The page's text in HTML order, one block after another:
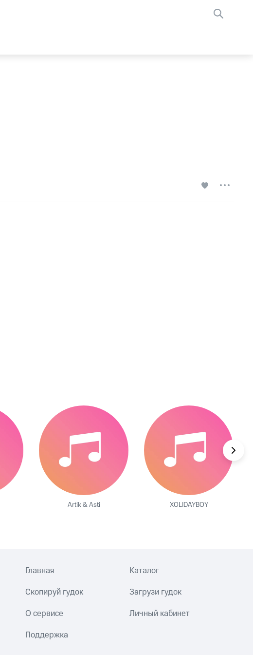
Artik & Asti XOLIDAYBOY
Главная Каталог
Скопируй гудок Загрузи гудок
О сервисе Личный кабинет
Поддержка